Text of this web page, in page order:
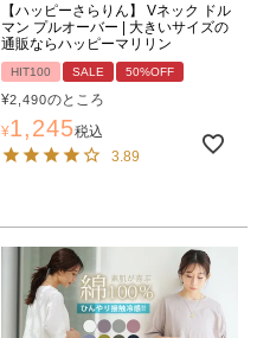
【ハッピーさらりん】 Vネック ドル
マン プルオーバー | 大きいサイズの
通販ならハッピーマリリン
HIT100 SALE 50%OFF
¥2,490のところ
¥1,245税込
3.89